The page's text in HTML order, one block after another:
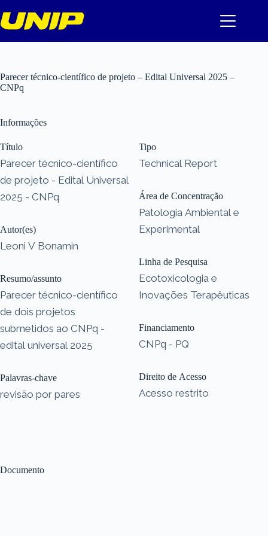
para
o
Parecer técnico-científico de projeto – Edital Universal 2025 –
CNPq
Documento
Informações
Título
Parecer técnico-científico
de projeto - Edital Universal
2025 - CNPq
Autor(es)
Leoni V Bonamin
Resumo/assunto
Parecer técnico-científico
de dois projetos
submetidos ao CNPq -
edital universal 2025
Palavras-chave
revisão por pares
Tipo
Technical Report
Área de Concentração
Patologia Ambiental e
Experimental
Linha de Pesquisa
Ecotoxicologia e
Inovações Terapêuticas
Financiamento
CNPq - PQ
Direito de Acesso
Acesso restrito